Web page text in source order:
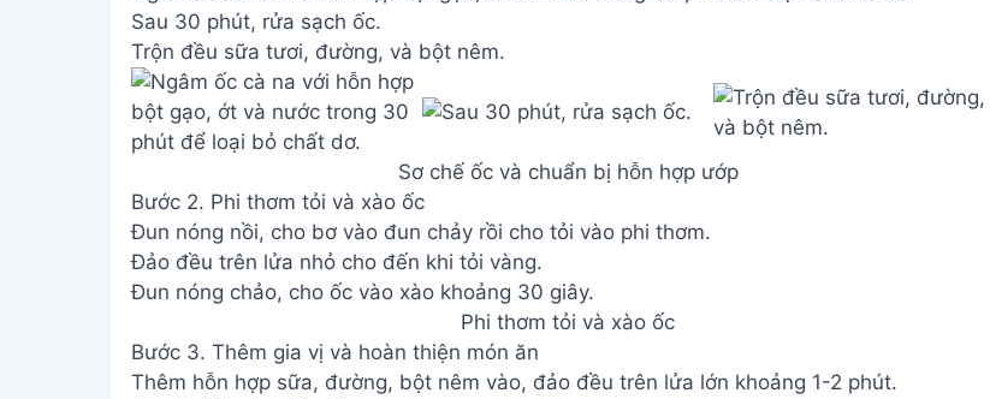
Sau 30 phút, rửa sạch ốc.
Trộn đều sữa tươi, đường, và bột nêm.
Sơ chế ốc và chuẩn bị hỗn hợp ướp
Bước 2. Phi thơm tỏi và xào ốc
Đun nóng nồi, cho bơ vào đun chảy rồi cho tỏi vào phi thơm.
Đảo đều trên lửa nhỏ cho đến khi tỏi vàng.
Đun nóng chảo, cho ốc vào xào khoảng 30 giây.
Phi thơm tỏi và xào ốc
Bước 3. Thêm gia vị và hoàn thiện món ăn
Thêm hỗn hợp sữa, đường, bột nêm vào, đảo đều trên lửa lớn khoảng 1-2 phút.